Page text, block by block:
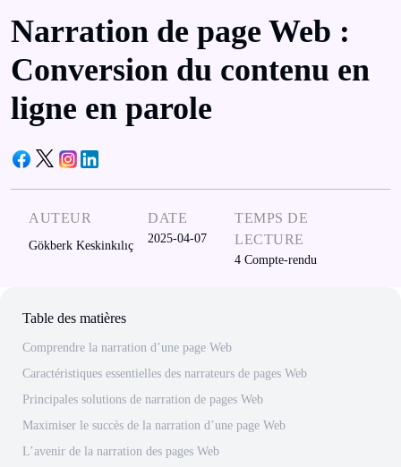
Narration de page Web :
Conversion du contenu en
ligne en parole
AUTEUR
Gökberk Keskinkılıç
DATE
2025-04-07
TEMPS DE
LECTURE
4 Compte-rendu
Table des matières
Comprendre la narration d’une page Web
Caractéristiques essentielles des narrateurs de pages Web
Principales solutions de narration de pages Web
Maximiser le succès de la narration d’une page Web
L’avenir de la narration des pages Web